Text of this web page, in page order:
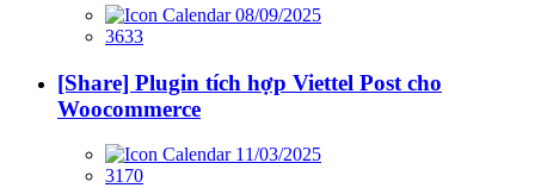
08/09/2025
3633
[Share] Plugin tích hợp Viettel Post cho
Woocommerce
11/03/2025
3170